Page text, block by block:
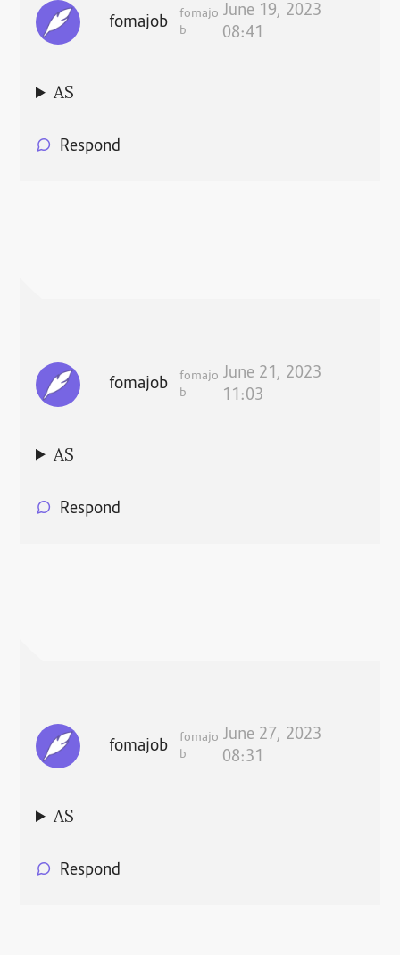
fomajob
fomajo
b
June 19, 2023
08:41
AS
Respond
fomajob
fomajo
b
June 21, 2023
11:03
AS
Respond
fomajob
fomajo
b
June 27, 2023
08:31
AS
Respond